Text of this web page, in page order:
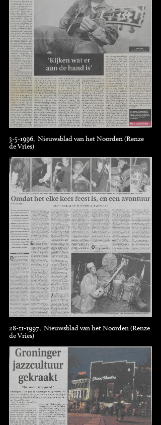
3-5-1996, Nieuwsblad van het Noorden (Renze
de Vries)
28-11-1997, Nieuwsblad van het Noorden (Renze
de Vries)